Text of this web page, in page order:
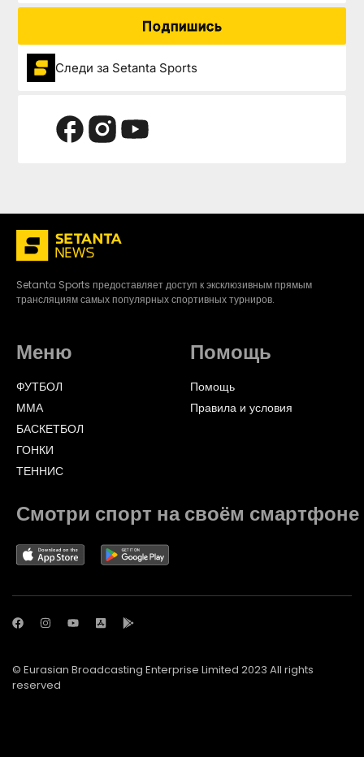
Подпишись
Следи за Setanta Sports
Setanta Sports предоставляет доступ к эксклюзивным прямым
трансляциям самых популярных спортивных турниров.
Меню
ФУТБОЛ
ММА
БАСКЕТБОЛ
ГОНКИ
ТЕННИС
Помощь
Помощь
Правила и условия
Смотри спорт на своём смартфоне
© Eurasian Broadcasting Enterprise Limited 2023 All rights
reserved